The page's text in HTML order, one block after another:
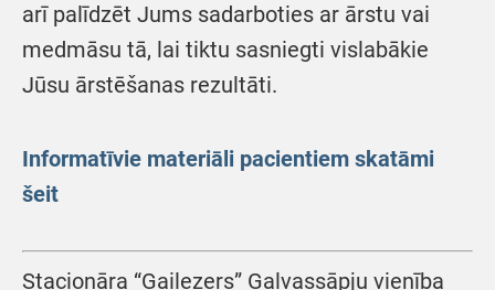
arī palīdzēt Jums sadarboties ar ārstu vai
medmāsu tā, lai tiktu sasniegti vislabākie
Jūsu ārstēšanas rezultāti.
Informatīvie materiāli pacientiem skatāmi
šeit
Stacionāra “Gaiļezers” Galvassāpju vienība